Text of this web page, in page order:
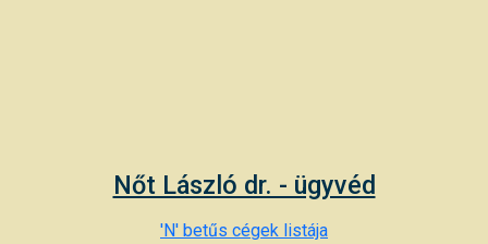
Nőt László dr. - ügyvéd
'N' betűs cégek listája